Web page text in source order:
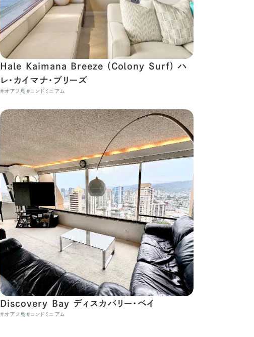
Hale Kaimana Breeze (Colony Surf) ハ
レ・カイマナ・ブリーズ
#オアフ島#コンドミニアム
Discovery Bay ディスカバリー・ベイ
#オアフ島#コンドミニアム